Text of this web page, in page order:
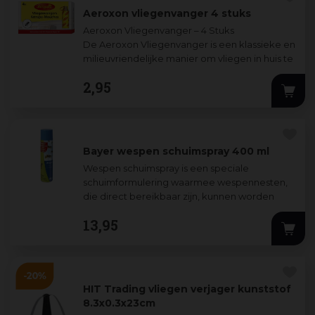
Aeroxon vliegenvanger 4 stuks
Aeroxon Vliegenvanger – 4 Stuks
De Aeroxon Vliegenvanger is een klassieke en
milieuvriendelijke manier om vliegen in huis te
2,95
Bayer wespen schuimspray 400 ml
Wespen schuimspray is een speciale
schuimformulering waarmee wespennesten,
die direct bereikbaar zijn, kunnen worden
Wespen: (binnensh
13,95
HIT Trading vliegen verjager kunststof
8.3x0.3x23cm